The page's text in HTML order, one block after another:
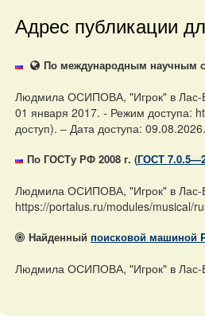
Адрес публикации
По международным научным
Людмила ОСИПОВА, "Игрок" в Лас-
01 января 2017. - Режим доступа:
доступ). – Дата доступа: 09.08.2026.
По ГОСТу РФ 2008 г. (ГОСТ
Людмила ОСИПОВА, "Игрок" в Лас-
https://portalus.ru/modules/musical/
Найденный поисковой машиной
Людмила ОСИПОВА, "Игрок" в Лас-